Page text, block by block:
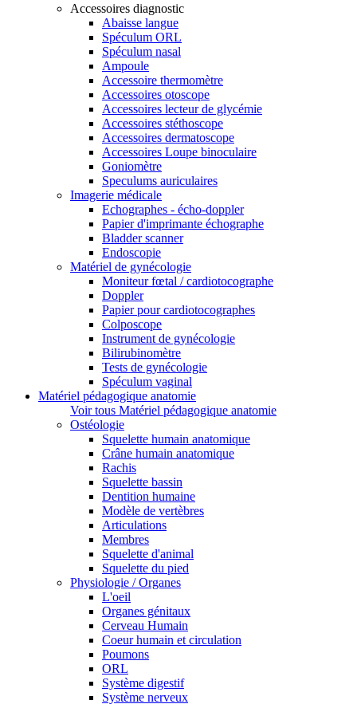
Accessoires diagnostic
Abaisse langue
Spéculum ORL
Spéculum nasal
Ampoule
Accessoire thermomètre
Accessoires otoscope
Accessoires lecteur de glycémie
Accessoires stéthoscope
Accessoires dermatoscope
Accessoires Loupe binoculaire
Goniomètre
Speculums auriculaires
Imagerie médicale
Echographes - écho-doppler
Papier d'imprimante échographe
Bladder scanner
Endoscopie
Matériel de gynécologie
Moniteur fœtal / cardiotocographe
Doppler
Papier pour cardiotocographes
Colposcope
Instrument de gynécologie
Bilirubinomètre
Tests de gynécologie
Spéculum vaginal
Matériel pédagogique anatomie
Voir tous Matériel pédagogique anatomie
Ostéologie
Squelette humain anatomique
Crâne humain anatomique
Rachis
Squelette bassin
Dentition humaine
Modèle de vertèbres
Articulations
Membres
Squelette d'animal
Squelette du pied
Physiologie / Organes
L'oeil
Organes génitaux
Cerveau Humain
Coeur humain et circulation
Poumons
ORL
Système digestif
Système nerveux